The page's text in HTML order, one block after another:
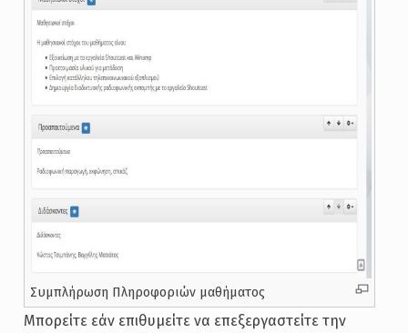
Συμπλήρωση Πληροφοριών μαθήματος
Μπορείτε εάν επιθυμείτε να επεξεργαστείτε την